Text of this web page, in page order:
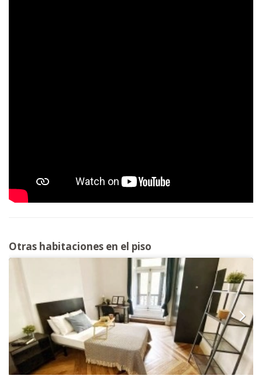
Otras habitaciones en el piso